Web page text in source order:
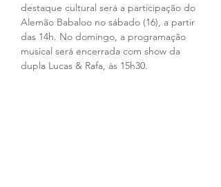
destaque cultural será a participação do
Alemão Babaloo no sábado (16), a partir
das 14h. No domingo, a programação
musical será encerrada com show da
dupla Lucas & Rafa, às 15h30.